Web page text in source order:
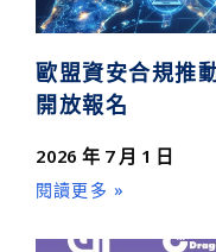
歐盟資安合規推
開放報名
2026 年 7 月 1 日
閱讀更多 »